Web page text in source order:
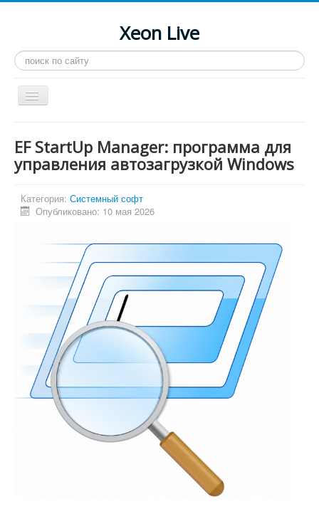
Xeon Live
Искать...
Toggle
Navigation
LGA 2011-3
Процессоры
Конференция
Системные программы
EF StartUp Manager: программа для
управления автозагрузкой Windows
Категория: Системный софт
Опубликовано: 10 мая 2026